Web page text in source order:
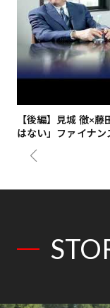
【後編】見城 徹×
はない」ファイナン